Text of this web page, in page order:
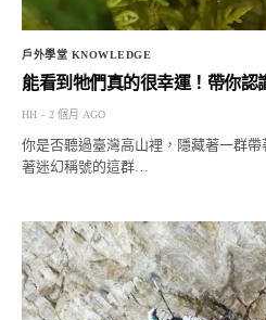
戶外學堂 KNOWLEDGE
能看到牠們真的很幸運！帶你
HH 2 個月 AGO
你是否聽過臺灣高山裡，隱藏著一群
著迷幻稱號的這群…